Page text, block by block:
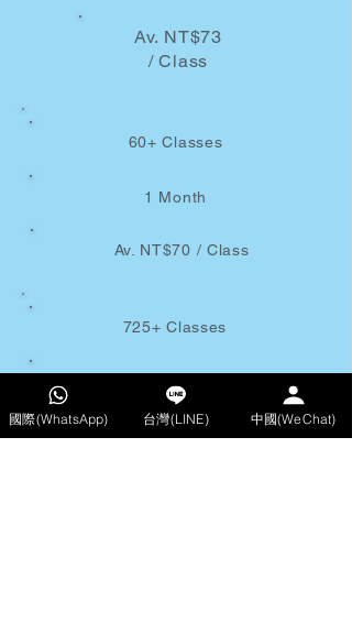
Av. NT$73
/ Class
60+ Classes
1 Month
Av. NT$70 / Class
725+ Classes
12 Months
Av. NT$46 / Class
國際(WhatsApp) 台灣(LINE) 中國(WeChat)